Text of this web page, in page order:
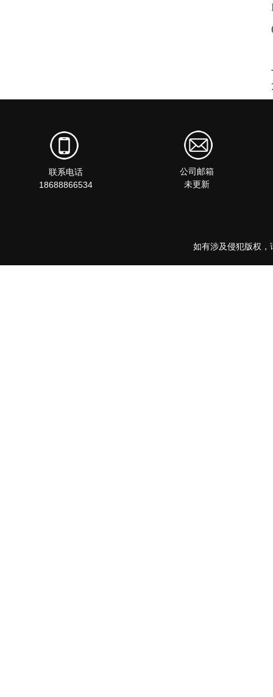
如有涉及侵犯版权
联系电话
18688866534
公司邮箱
未更新